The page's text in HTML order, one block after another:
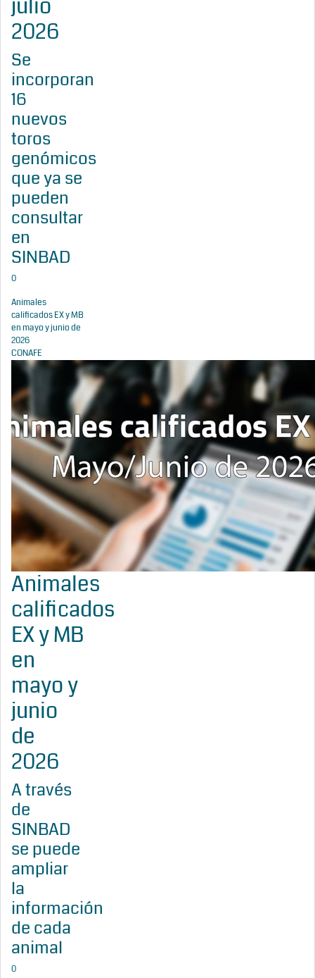
julio
2026
Se
incorporan
16
nuevos
toros
genómicos
que ya se
pueden
consultar
en
SINBAD
0
Animales
calificados EX y MB
en mayo y junio de
2026
CONAFE
Animales
calificados
EX y MB
en
mayo y
junio
de
2026
A través
de
SINBAD
se puede
ampliar
la
información
de cada
animal
0